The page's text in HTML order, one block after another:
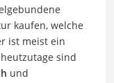
kaufen, welche
ist meist ein
sind
und